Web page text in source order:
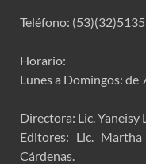
Teléfono:
Horario:
Lunes a Domingos: de
Directora: Lic. Yaneisy
Editores: Lic.
Cárdenas.